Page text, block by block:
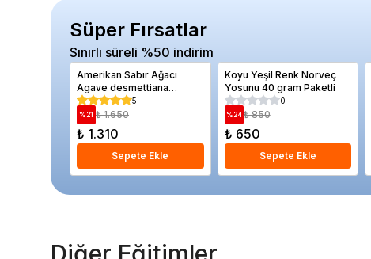
Süper Fırsatlar
Sınırlı süreli %50 indirim
Amerikan Sabır Ağacı
Agave desmettiana
Saksıda
5
%21 ₺ 1.650
₺ 1.310
Sepete Ekle
Koyu Yeşil Renk Norveç
Yosunu 40 gram Paketli
0
%24 ₺ 850
₺ 650
Sepete Ekle